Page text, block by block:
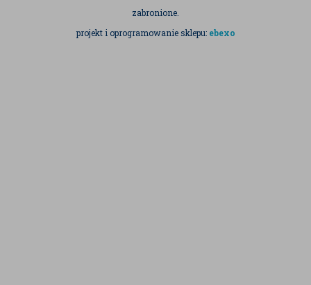
zabronione.
projekt i oprogramowanie sklepu: ebexo